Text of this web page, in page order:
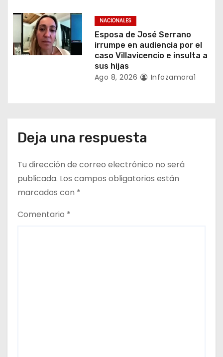
a
s
NACIONALES
Esposa de José Serrano
irrumpe en audiencia por el
caso Villavicencio e insulta a
sus hijas
Ago 8, 2026 Infozamora1
Deja una respuesta
Tu dirección de correo electrónico no será
publicada. Los campos obligatorios están
marcados con *
Comentario *